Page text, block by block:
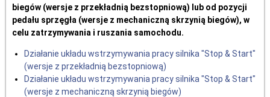
biegów (wersje z przekładnią bezstopniową) lub od pozycji
pedału sprzęgła (wersje z mechaniczną skrzynią biegów), w
celu zatrzymywania i ruszania samochodu.
Działanie układu wstrzymywania pracy silnika "Stop & Start"
(wersje z przekładnią bezstopniową)
Działanie układu wstrzymywania pracy silnika "Stop & Start"
(wersje z mechaniczną skrzynią biegów)